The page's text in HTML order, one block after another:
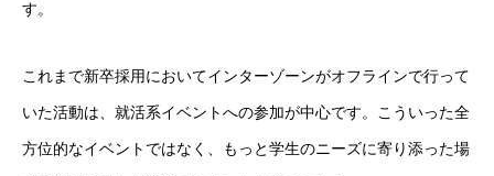
す。
これまで新卒採用においてインターゾーンがオフラインで行って
いた活動は、就活系イベントへの参加が中心です。こういった全
方位的なイベントではなく、もっと学生のニーズに寄り添った場